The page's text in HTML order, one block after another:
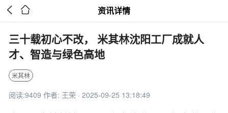
  资讯详情
三十载初心不改， 米其林沈阳工厂成就人
才、智造与绿色高地
米其林
阅读:9409 作者: 王荣 · 2025-09-25 13:18:49